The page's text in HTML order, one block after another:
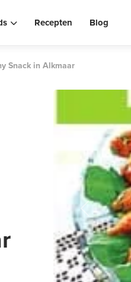
Recepten Blog
Snack in Alkmaar
Previous